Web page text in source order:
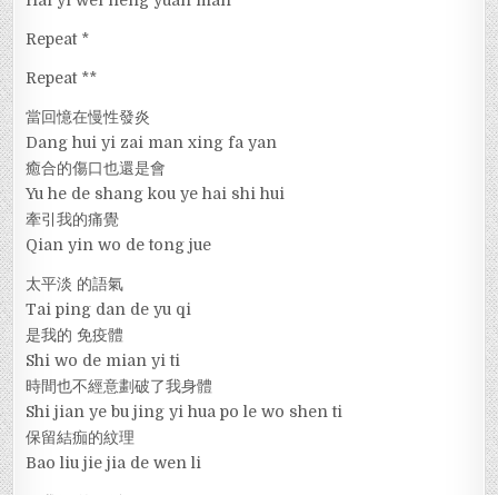
Repeat *
Repeat **
當回憶在慢性發炎
Dang hui yi zai man xing fa yan
癒合的傷口也還是會
Yu he de shang kou ye hai shi hui
牽引我的痛覺
Qian yin wo de tong jue
太平淡 的語氣
Tai ping dan de yu qi
是我的 免疫體
Shi wo de mian yi ti
時間也不經意劃破了我身體
Shi jian ye bu jing yi hua po le wo shen ti
保留結痂的紋理
Bao liu jie jia de wen li